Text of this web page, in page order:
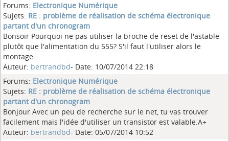
Forums: Electronique Numérique
Sujets: RE : problème de réalisation de schéma électronique
partant d'un chronogram
Bonsoir Pourquoi ne pas utiliser la broche de reset de l'astable
plutôt que l'alimentation du 555? S'il faut l'utiliser alors le
montage...
Auteur: bertrandbd- Date: 10/07/2014 22:18
Forums: Electronique Numérique
Sujets: RE : problème de réalisation de schéma électronique
partant d'un chronogram
Bonjour Avec un peu de recherche sur le net, tu vas trouver
facilement mais l'idée d'utiliser un transistor est valable.A+
Auteur: bertrandbd- Date: 05/07/2014 10:52